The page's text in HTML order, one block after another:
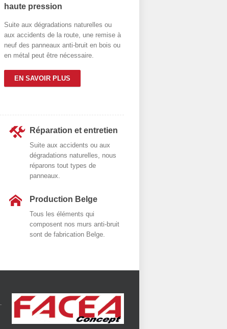
haute pression
Suite aux dégradations naturelles ou
aux accidents de la route, une remise à
neuf des panneaux anti-bruit en bois ou
en métal peut être nécessaire.
EN SAVOIR PLUS
Réparation et entretien
Suite aux accidents ou aux
dégradations naturelles, nous
réparons tout types de
panneaux.
Production Belge
Tous les éléments qui
composent nos murs anti-bruit
sont de fabrication Belge.